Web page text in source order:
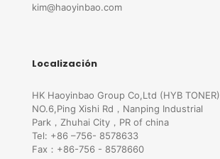
kim@haoyinbao.com
Localización
HK Haoyinbao Group Co,Ltd (HYB TONER)
NO.6,Ping Xishi Rd，Nanping Industrial
Park，Zhuhai City，PR of china
Tel: +86 –756- 8578633
Fax：+86-756 - 8578660